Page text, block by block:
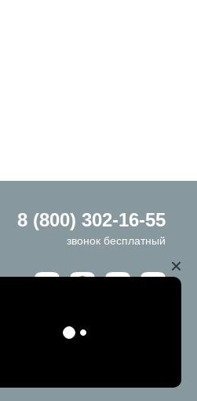
8 (800) 302-16-55
звонок бесплатный